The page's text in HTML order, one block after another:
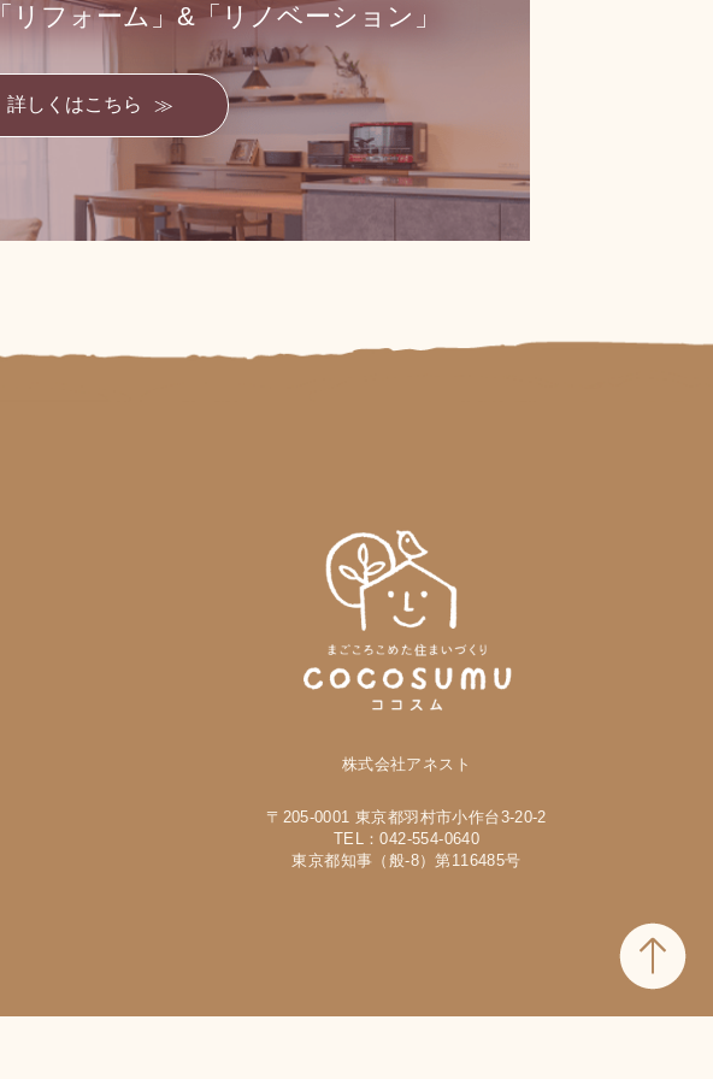
「リフォーム」&「リノベーション」
詳しくはこちら
株式会社アネスト
〒205-0001 東京都羽村市小作台3-20-2
TEL：042-554-0640
東京都知事（般-8）第116485号